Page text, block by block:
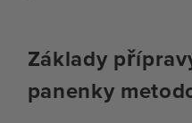
Základy
panenky